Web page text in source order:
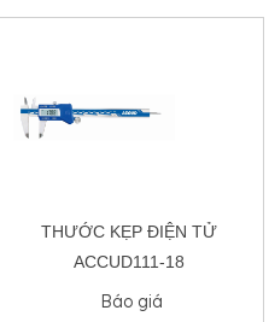
THƯỚC KẸP ĐIỆN TỬ
ACCUD111-18
Báo giá